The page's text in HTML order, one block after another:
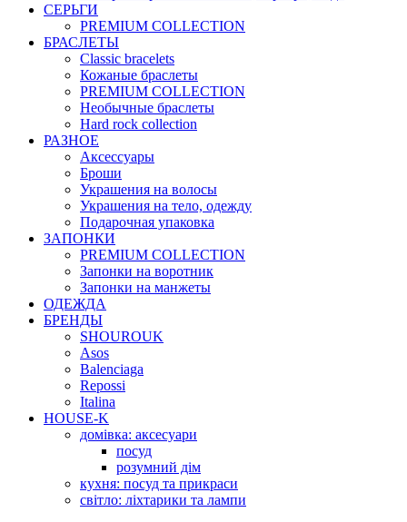
СЕРЬГИ
PREMIUM COLLECTION
БРАСЛЕТЫ
Classic bracelets
Кожаные браслеты
PREMIUM COLLECTION
Необычные браслеты
Hard rock collection
РАЗНОЕ
Аксессуары
Броши
Украшения на волосы
Украшения на тело, одежду
Подарочная упаковка
ЗАПОНКИ
PREMIUM COLLECTION
Запонки на воротник
Запонки на манжеты
ОДЕЖДА
БРЕНДЫ
SHOUROUK
Asos
Balenciaga
Repossi
Italina
HOUSE-K
домівка: аксесуари
посуд
розумний дім
кухня: посуд та прикраси
світло: ліхтарики та лампи